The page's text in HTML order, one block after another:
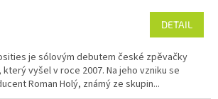
DETAIL
je sólovým debutem české zpěvačky
vyšel v roce 2007. Na jeho vzniku se
Roman Holý, známý ze skupin...